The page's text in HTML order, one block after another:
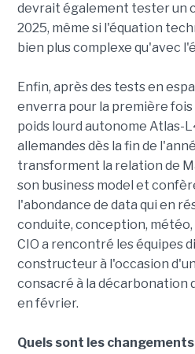
devrait également tester un
2025, même si l'équation
bien plus complexe qu'avec
Enfin, après des tests en
enverra pour la première
poids lourd autonome Atlas-
allemandes dès la fin de
transforment la relation de
son business model et
l'abondance de data qui en
conduite, conception, météo,
CIO a rencontré les équipes
constructeur à l'occasion
consacré à la décarbonation
en février.
Quels sont les